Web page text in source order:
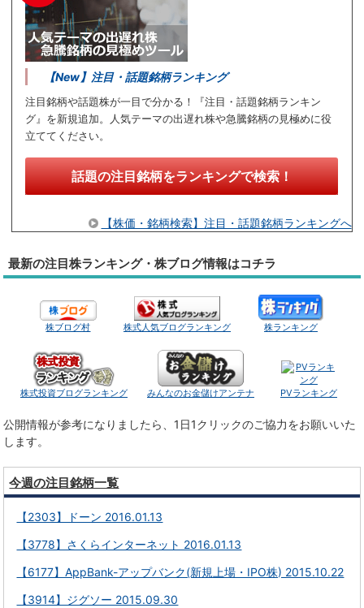
【New】注目・話題銘柄ランキング
注目銘柄や話題株が一目で分かる！『注目・話題銘柄ランキン
グ』を新規追加。人気テーマの出遅れ株や急騰銘柄の見極めに役
立ててください。
話題の注目銘柄をランキングで検索！
【株価・銘柄検索】注目・話題銘柄ランキングへ
最新の注目株ランキング・株ブログ情報はコチラ
株ブログ村 株式人気ブログランキング 株ランキング
株式投資ブログランキング みんなのお金儲けアンテナ PVランキング
公開情報が参考になりましたら、1日1クリックのご協力をお願いいた
します。
今週の注目銘柄一覧
【2303】ドーン 2016.01.13
【3778】さくらインターネット 2016.01.13
【6177】AppBank-アップバンク(新規上場・IPO株) 2015.10.22
【3914】ジグソー 2015.09.30